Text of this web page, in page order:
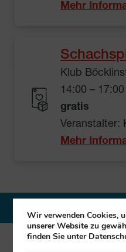
Mehr
Klub
14:00 – 17:00
gratis
Veranstalter:
Mehr
7.
Wir verwenden Cookies,
unserer Website zu
finden Sie unter